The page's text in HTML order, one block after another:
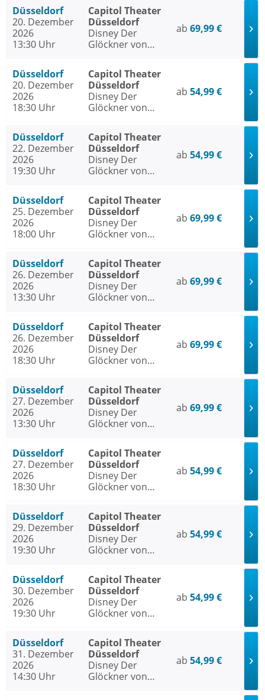
Düsseldorf
20. Dezember
2026
13:30 Uhr
Capitol Theater
Düsseldorf
Disney Der
Glöckner von
ab 69,99 €
Düsseldorf
20. Dezember
2026
18:30 Uhr
Capitol Theater
Düsseldorf
Disney Der
Glöckner von
ab 54,99 €
Düsseldorf
22. Dezember
2026
19:30 Uhr
Capitol Theater
Düsseldorf
Disney Der
Glöckner von
ab 54,99 €
Düsseldorf
25. Dezember
2026
18:00 Uhr
Capitol Theater
Düsseldorf
Disney Der
Glöckner von
ab 69,99 €
Düsseldorf
26. Dezember
2026
13:30 Uhr
Capitol Theater
Düsseldorf
Disney Der
Glöckner von
ab 69,99 €
Düsseldorf
26. Dezember
2026
18:30 Uhr
Capitol Theater
Düsseldorf
Disney Der
Glöckner von
ab 69,99 €
Düsseldorf
27. Dezember
2026
13:30 Uhr
Capitol Theater
Düsseldorf
Disney Der
Glöckner von
ab 69,99 €
Düsseldorf
27. Dezember
2026
18:30 Uhr
Capitol Theater
Düsseldorf
Disney Der
Glöckner von
ab 54,99 €
Düsseldorf
29. Dezember
2026
19:30 Uhr
Capitol Theater
Düsseldorf
Disney Der
Glöckner von
ab 54,99 €
Düsseldorf
30. Dezember
2026
19:30 Uhr
Capitol Theater
Düsseldorf
Disney Der
Glöckner von
ab 54,99 €
Düsseldorf
31. Dezember
2026
14:30 Uhr
Capitol Theater
Düsseldorf
Disney Der
Glöckner von
ab 54,99 €